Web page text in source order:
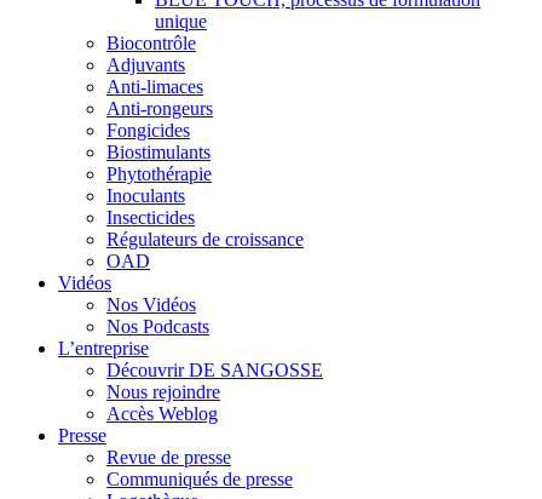
unique
Biocontrôle
Adjuvants
Anti-limaces
Anti-rongeurs
Fongicides
Biostimulants
Phytothérapie
Inoculants
Insecticides
Régulateurs de croissance
OAD
Vidéos
Nos Vidéos
Nos Podcasts
L’entreprise
Découvrir DE SANGOSSE
Nous rejoindre
Accès Weblog
Presse
Revue de presse
Communiqués de presse